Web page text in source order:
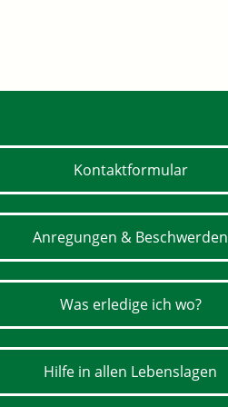
Kontaktformular
Anregungen & Beschwerden
Was erledige ich wo?
Hilfe in allen Lebenslagen